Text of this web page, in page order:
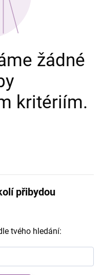
žádné
kritériím.
přibydou
tvého hledání: